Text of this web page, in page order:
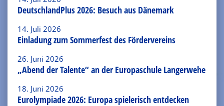
DeutschlandPlus 2026: Besuch aus Dänemark
14. Juli 2026
Einladung zum Sommerfest des Fördervereins
26. Juni 2026
„Abend der Talente“ an der Europaschule Langerwehe
18. Juni 2026
Eurolympiade 2026: Europa spielerisch entdecken